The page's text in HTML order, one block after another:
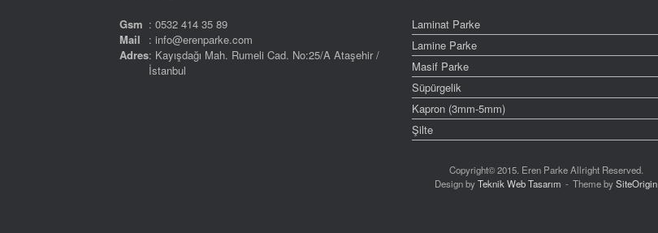
Gsm : 0532 414 35 89
Mail
: info@erenparke.com
Adres: Kayışdağı Mah. Rumeli Cad. No:25/A Ataşehir /
İstanbul
Laminat Parke
Lamine Parke
Masif Parke
Süpürgelik
Kapron (3mm-5mm)
Şilte
Copyright© 2015. Eren Parke Allright Reserved.
Design byTeknik Web Tasarım Theme bySiteOrigin